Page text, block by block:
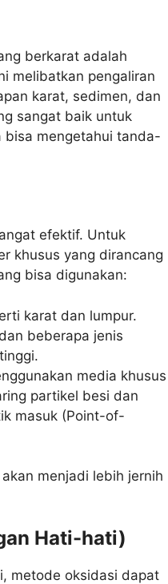
berkarat adalah
melibatkan pengaliran
karat, sedimen, dan
sangat baik untuk
bisa mengetahui tanda-
efektif. Untuk
khusus yang dirancang
bisa digunakan:
karat dan lumpur.
beberapa jenis
media khusus
partikel besi dan
masuk (Point-of-
menjadi lebih jernih
Hati-hati)
metode oksidasi dapat